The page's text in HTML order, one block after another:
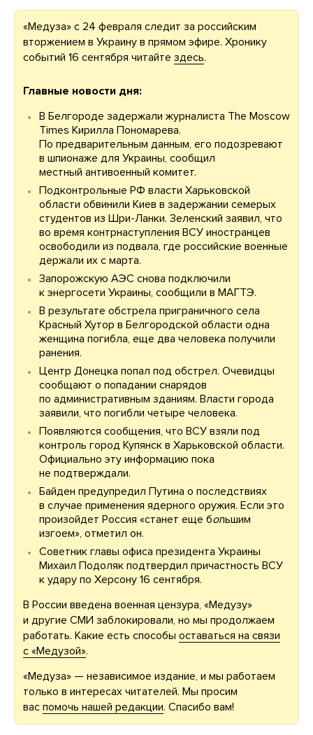
«Медуза» с 24 февраля следит за российским
вторжением в Украину в прямом эфире. Хронику
событий 16 сентября читайте здесь.
Главные новости дня:
В Белгороде задержали журналиста The Moscow
Times Кирилла Пономарева.
По предварительным данным, его подозревают
в шпионаже для Украины, сообщил
местный антивоенный комитет.
Подконтрольные РФ власти Харьковской
области обвинили Киев в задержании семерых
студентов из Шри-Ланки. Зеленский заявил, что
во время контрнаступления ВСУ иностранцев
освободили из подвала, где российские военные
держали их с марта.
Запорожскую АЭС снова подключили
к энергосети Украины, сообщили в МАГТЭ.
В результате обстрела приграничного села
Красный Хутор в Белгородской области одна
женщина погибла, еще два человека получили
ранения.
Центр Донецка попал под обстрел. Очевидцы
сообщают о попадании снарядов
по административным зданиям. Власти города
заявили, что погибли четыре человека.
Появляются сообщения, что ВСУ взяли под
контроль город Купянск в Харьковской области.
Официально эту информацию пока
не подтверждали.
Байден предупредил Путина о последствиях
в случае применения ядерного оружия. Если это
произойдет Россия «станет еще бoльшим
изгоем», отметил он.
Советник главы офиса президента Украины
Михаил Подоляк подтвердил причастность ВСУ
к удару по Херсону 16 сентября.
В России введена военная цензура, «Медузу»
и другие СМИ заблокировали, но мы продолжаем
работать. Какие есть способы оставаться на связи
с «Медузой».
«Медуза» — независимое издание, и мы работаем
только в интересах читателей. Мы просим
вас помочь нашей редакции. Спасибо вам!